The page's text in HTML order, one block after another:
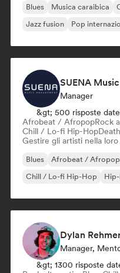
Blues Musica caraibica
Jazz fusion
Pop
SUENA
Manager
&gt; 500 risposte date
Afrobeat / AfropopRock
Chill / Lo-fi Hip-Hop
Gestire gli artisti nella
Blues Afrobeat / Afropop
Chill / Lo-fi Hip-Hop
Dylan
Manager,
&gt; 1300 risposte